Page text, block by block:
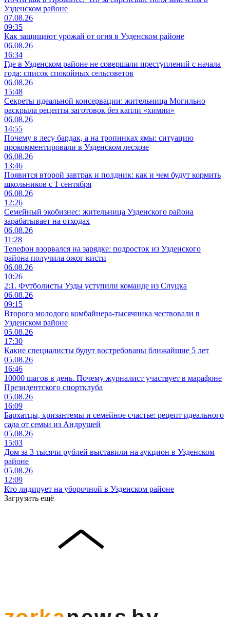
Узденском районе
07.08.26
09:35
Как защищают урожай от огня в Узденском районе
06.08.26
16:34
Где в Узденском районе не совершали преступлений с начала
года: список спокойных сельсоветов
06.08.26
15:48
Секреты идеальной консервации: жительница Могильно
раскрыла рецепты заготовок без капли «химии»
06.08.26
14:55
Почему в лесу бардак, а на тропинках ямы: ситуацию
прокомментировали в Узденском лесхозе
06.08.26
13:46
Появится второй завтрак и полдник: как и чем будут кормить
школьников с 1 сентября
06.08.26
12:26
Семейный экобизнес: жительница Узденского района
зарабатывает на отходах
06.08.26
11:28
Телефон взорвался на зарядке: подросток из Узденского
района получила ожог кисти
06.08.26
10:26
2:1. Футболисты Узды уступили команде из Слуцка
06.08.26
09:15
Второго молодого комбайнера-тысячника чествовали в
Узденском районе
05.08.26
17:30
Какие специалисты будут востребованы ближайшие 5 лет
05.08.26
16:46
10000 шагов в день. Почему журналист участвует в марафоне
Президентского спортклуба
05.08.26
16:09
Бархатцы, хризантемы и семейное счастье: рецепт идеального
сада от семьи из Андрушей
05.08.26
15:03
Дом за 3 тысячи рублей выставили на аукцион в Узденском
районе
05.08.26
12:09
Кто лидирует на уборочной в Узденском районе
Загрузить ещё